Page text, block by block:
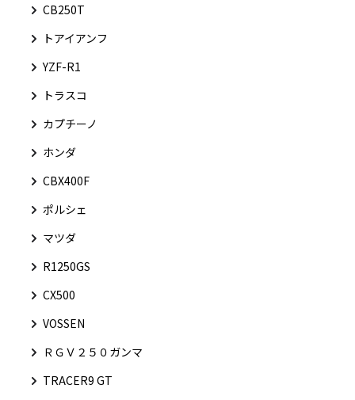
CB250T
トアイアンフ
YZF-R1
トラスコ
カプチーノ
ホンダ
CBX400F
ポルシェ
マツダ
R1250GS
CX500
VOSSEN
ＲＧＶ２５０ガンマ
TRACER9 GT